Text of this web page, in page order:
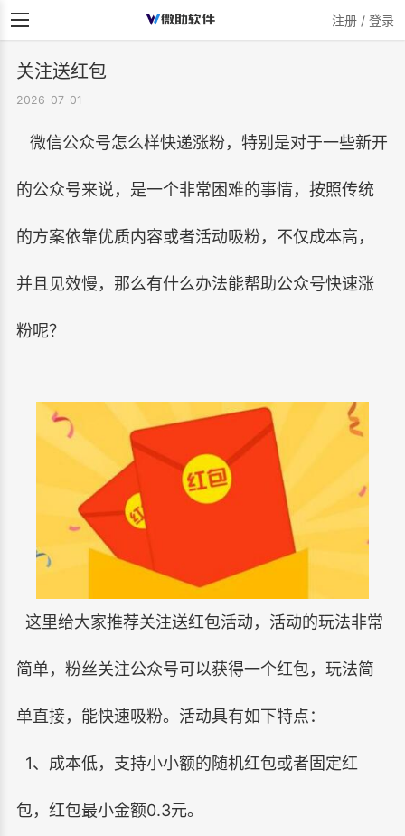
注册 / 登录
关注送红包
2026-07-01
微信公众号怎么样快递涨粉，特别是对于一些新开
的公众号来说，是一个非常困难的事情，按照传统
的方案依靠优质内容或者活动吸粉，不仅成本高，
并且见效慢，那么有什么办法能帮助公众号快速涨
粉呢？
这里给大家推荐关注送红包活动，活动的玩法非常
简单，粉丝关注公众号可以获得一个红包，玩法简
单直接，能快速吸粉。活动具有如下特点：
1、成本低，支持小小额的随机红包或者固定红
包，红包最小金额0.3元。